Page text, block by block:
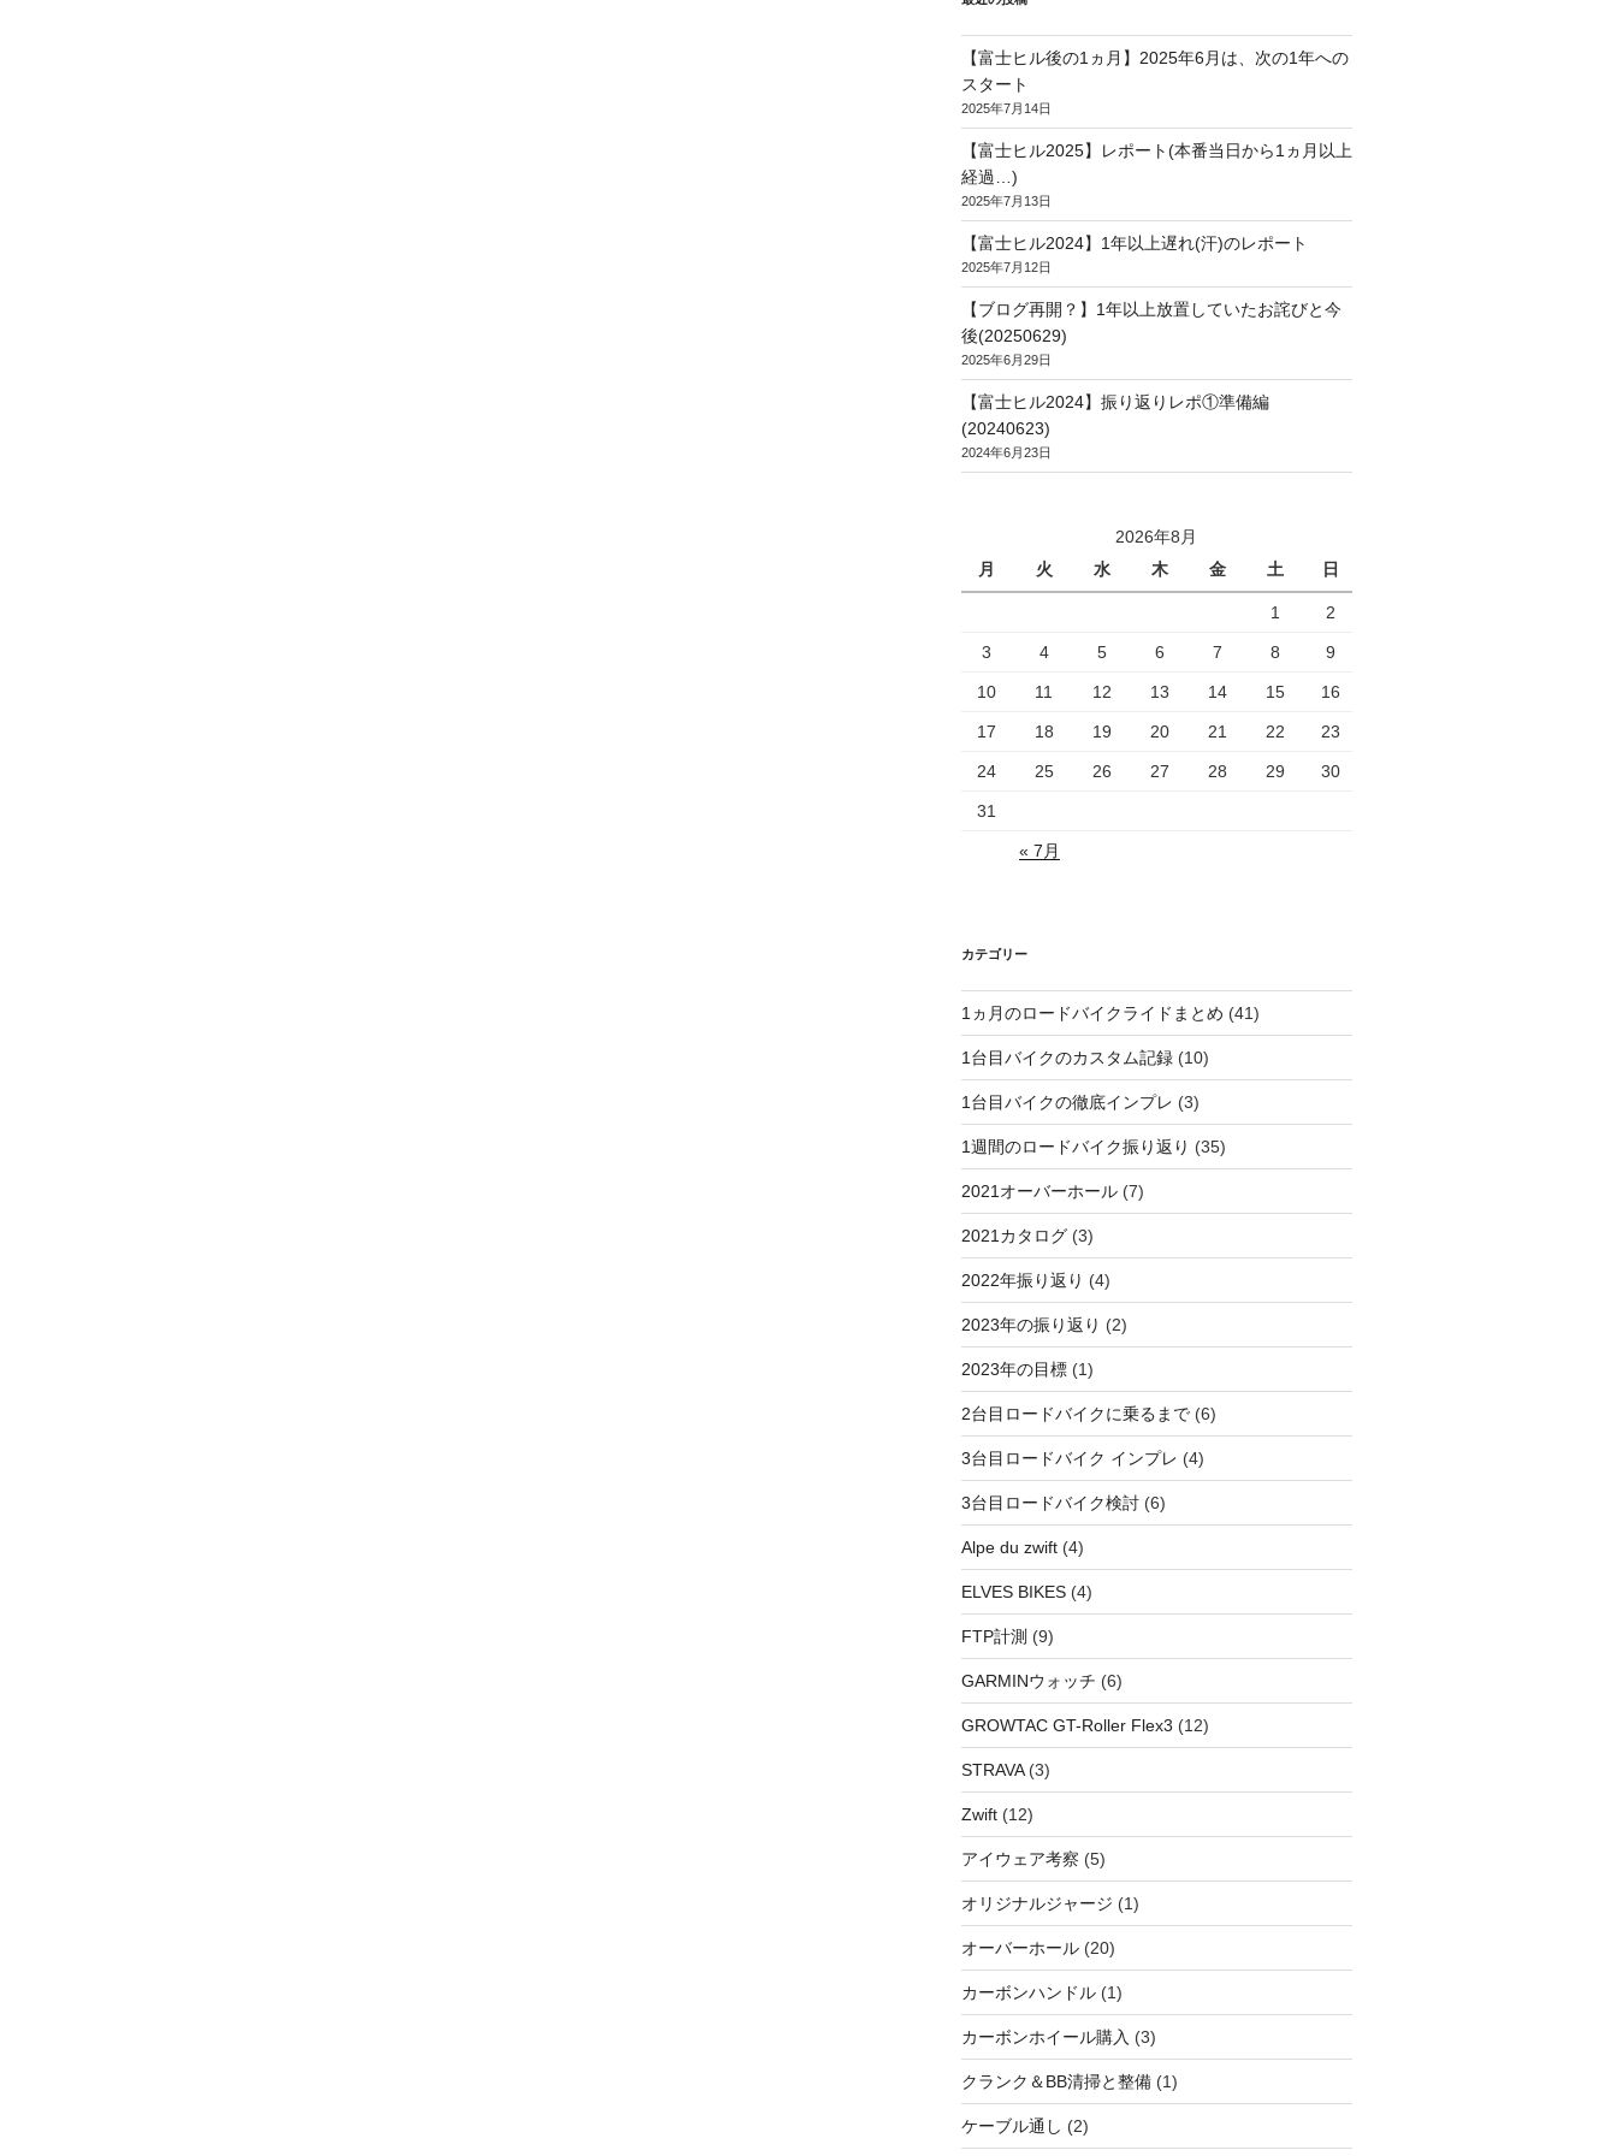
【富士ヒル後の1ヵ月】2025年6月は、次の1年への
スタート
2025年7月14日
【富士ヒル2025】レポート(本番当日から1ヵ月以上
経過…)
2025年7月13日
【富士ヒル2024】1年以上遅れ(汗)のレポート
2025年7月12日
【ブログ再開？】1年以上放置していたお詫びと今
後(20250629)
2025年6月29日
【富士ヒル2024】振り返りレポ①準備編
(20240623)
2024年6月23日
2026年8月
月
火 水 木 金 土 日
1 2
3 4 5 6 7 8 9
10 11 12 13 14 15 16
17 18 19 20 21 22 23
24 25 26 27 28 29 30
31
« 7月
カテゴリー
1ヵ月のロードバイクライドまとめ (41)
1台目バイクのカスタム記録(10)
1台目バイクの徹底インプレ (3)
1週間のロードバイク振り返り (35)
2021オーバーホール(7)
2021カタログ(3)
2022年振り返り (4)
2023年の振り返り (2)
2023年の目標(1)
2台目ロードバイクに乗るまで(6)
3台目ロードバイク インプレ (4)
3台目ロードバイク検討(6)
Alpe du zwift(4)
ELVES BIKES(4)
FTP計測 (9)
GARMINウォッチ (6)
GROWTAC GT-Roller Flex3 (12)
STRAVA(3)
Zwift(12)
アイウェア考察 (5)
オリジナルジャージ (1)
オーバーホール(20)
カーボンハンドル(1)
カーボンホイール購入 (3)
クランク＆BB清掃と整備(1)
ケーブル通し (2)